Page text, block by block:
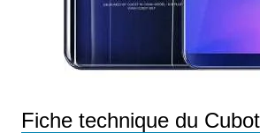
Fiche technique du